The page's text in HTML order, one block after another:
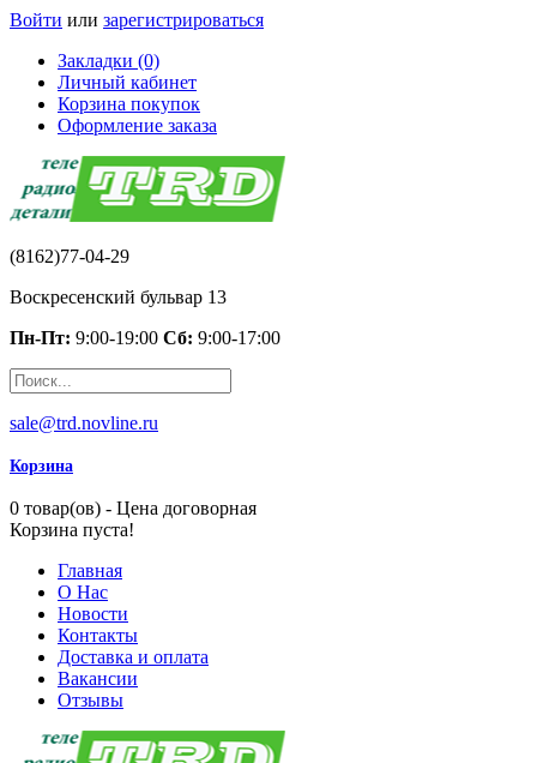
Войти или зарегистрироваться
Закладки (0)
Личный кабинет
Корзина покупок
Оформление заказа
(8162)77-04-29
Воскресенский бульвар 13
Пн-Пт: 9:00-19:00 Сб: 9:00-17:00
sale@trd.novline.ru
Корзина
0 товар(ов) - Цена договорная
Корзина пуста!
Главная
О Нас
Новости
Контакты
Доставка и оплата
Вакансии
Отзывы